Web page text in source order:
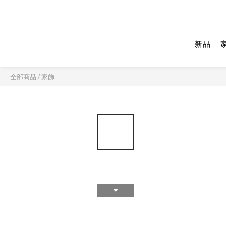
新品
全部商品 /家飾